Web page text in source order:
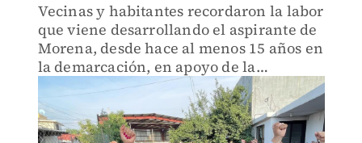
Vecinas y habitantes recordaron la labor
que viene desarrollando el aspirante de
Morena, desde hace al menos 15 años en
la demarcación, en apoyo de la
población como parte de su andar como
gestor social